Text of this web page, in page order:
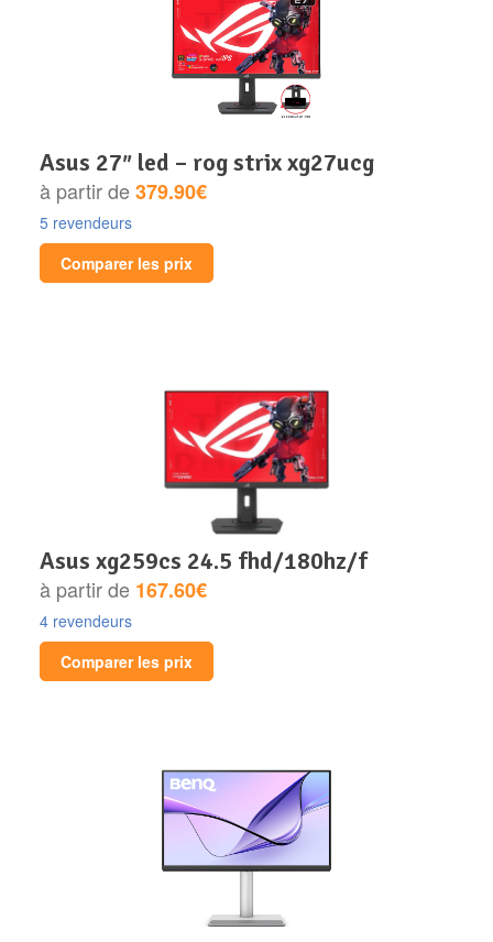
asus 27″ led – rog strix xg27ucg
à partir de379.90€
5 revendeurs
Comparer les prix
asus xg259cs 24.5 fhd/180hz/f
à partir de 167.60€
4 revendeurs
Comparer les prix